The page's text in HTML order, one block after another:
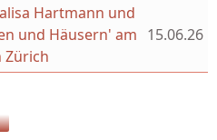
Hartmann und
und Häusern' am
Zürich
15.06.26